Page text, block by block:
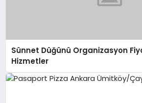
Sünnet Düğünü Organizasyon
Hizmetler